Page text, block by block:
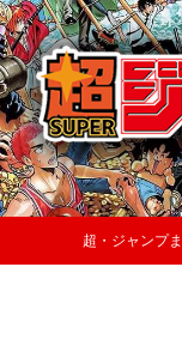
超・ジャンプ